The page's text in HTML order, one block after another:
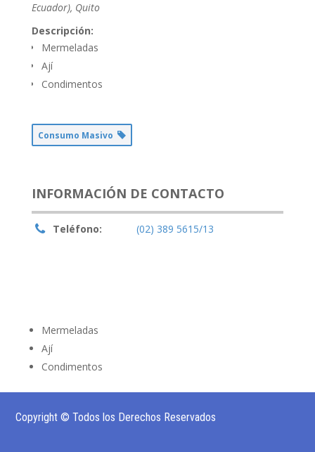
Ecuador), Quito
Descripción:
Mermeladas
Ají
Condimentos
Consumo Masivo
INFORMACIÓN DE CONTACTO
Teléfono: (02) 389 5615/13
Mermeladas
Ají
Condimentos
Copyright © Todos los Derechos Reservados